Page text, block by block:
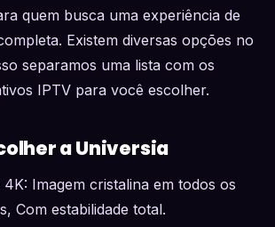
quem busca uma experiência de
Existem diversas opções no
separamos uma lista com os
IPTV para você escolher.
a Universia
4K: Imagem cristalina em todos os
Com estabilidade total.